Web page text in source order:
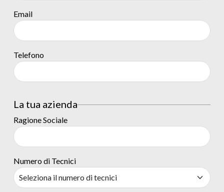
Email
Telefono
La tua azienda
Ragione Sociale
Numero di Tecnici